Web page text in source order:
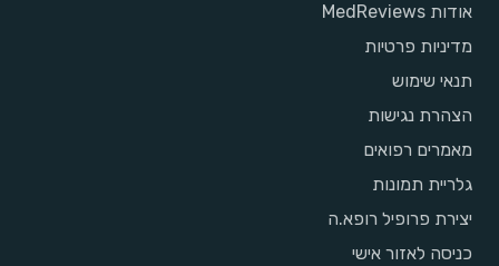
אודות MedReviews
מדיניות פרטיות
תנאי שימוש
הצהרת נגישות
מאמרים רפואים
גלריית תמונות
יצירת פרופיל רופא.ה
כניסה לאזור אישי